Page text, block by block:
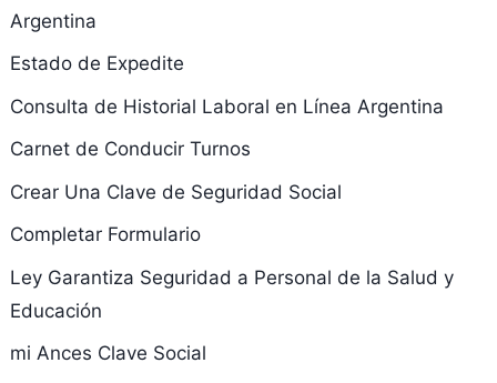
Argentina
Estado de Expedite
Consulta de Historial Laboral en Línea Argentina
Carnet de Conducir Turnos
Crear Una Clave de Seguridad Social
Completar Formulario
Ley Garantiza Seguridad a Personal de la Salud y
Educación
mi Ances Clave Social